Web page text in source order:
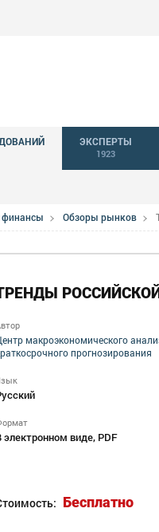
ЭКСПЕРТЫ
1923
Обзоры рынков
макроэкономического
прогнозирования
электронном виде, PDF
Бесплатно